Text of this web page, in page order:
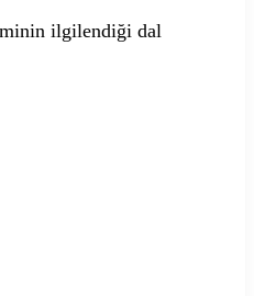
ilgilendiği dal